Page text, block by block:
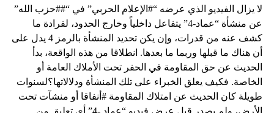
لا يزال الفيديو الذي عرضه “#الإعلام الحربي” في “##حزب الله”
عن منشأة “عماد-4” يتفاعل داخلياً وخارج الحدود، لفرادة ما
كشف عنه من قدرات، وإن يكن تحديد المنشأة بالرمز 4 يدل على
أن هناك ما قبلها وربما ما بعدها. انطلاقا من هذه الواقعة، بدأ
الحديث عن حق المقاومة في الحفر تحت الأملاك العامة أو
الخاصة. فكيف يعلق الخبراء على تلك المنشأة ودلالاتها؟لسنوات
طويلة كان الحديث عن امتلاك المقاومة #أنفاقا أو منشآت تحت